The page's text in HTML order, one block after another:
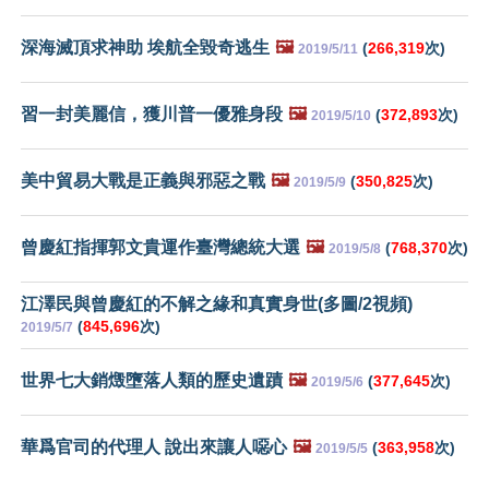
深海滅頂求神助 埃航全毀奇逃生 🖼️ 2019/5/11 (266,319次)
習一封美麗信，獲川普一優雅身段 🖼️ 2019/5/10 (372,893次)
美中貿易大戰是正義與邪惡之戰 🖼️ 2019/5/9 (350,825次)
曾慶紅指揮郭文貴運作臺灣總統大選 🖼️ 2019/5/8 (768,370次)
江澤民與曾慶紅的不解之緣和真實身世(多圖/2視頻)
2019/5/7 (845,696次)
世界七大銷燬墮落人類的歷史遺蹟 🖼️ 2019/5/6 (377,645次)
華爲官司的代理人 說出來讓人噁心 🖼️ 2019/5/5 (363,958次)